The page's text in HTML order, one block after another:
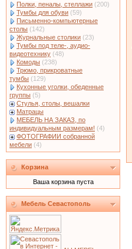
Полки, пеналы, стеллажи (200)
Тумбы для обуви (59)
Письменно-компьютерные
столы (142)
Журнальные столики (23)
Тумбы под теле-, аудио-
видеотехнику (48)
Комоды (238)
Трюмо, прикроватные
тумбы (129)
Кухонные уголки, обеденные
группы (5)
Стулья, столы, вешалки
Матрацы
МЕБЕЛЬ НА ЗАКАЗ, по
индивидуальным размерам! (4)
ФОТОГРАФИИ собранной
мебели (4)
Корзина
Ваша корзина пуста
Мебель Севастополь